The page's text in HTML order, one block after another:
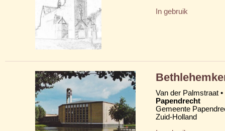
In gebruik
Van der Palmstraat
Papendrecht
Gemeente
Zuid-Holland